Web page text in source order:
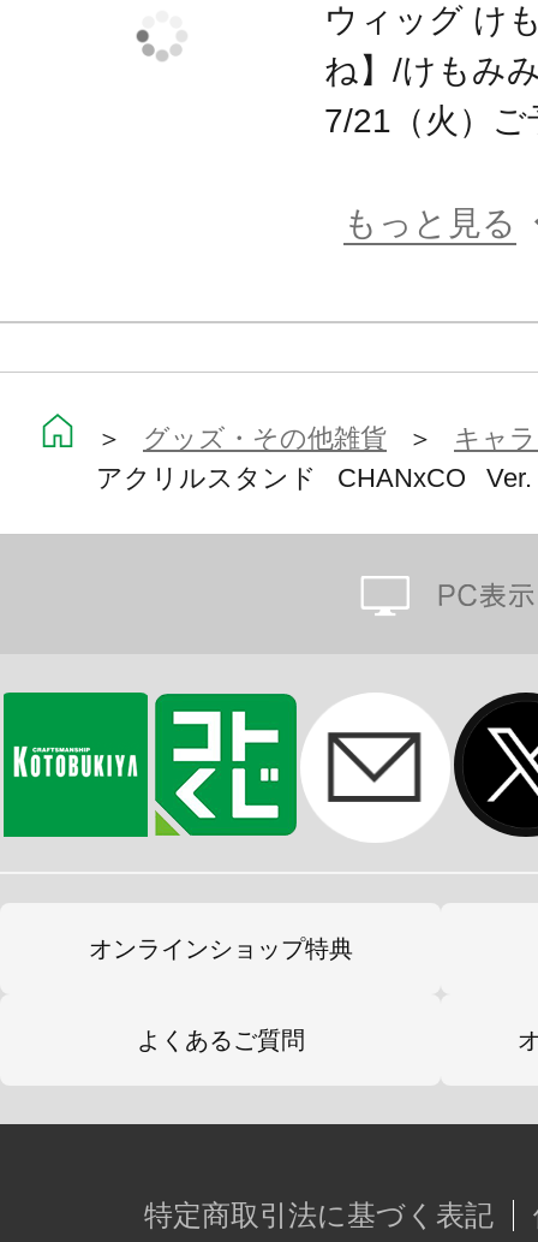
ウィッグ け
ね】/けもみ
7/21（火）ご
もっと見る
＞ グッズ・その他雑貨 ＞ キャ
アクリルスタンド CHANxCO
オンラインショップ特典
よくあるご質問
特定商取引法に基づく表記